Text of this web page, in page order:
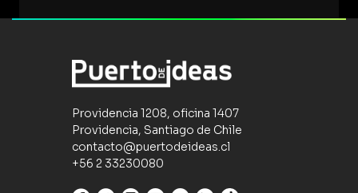
Providencia 1208, oficina 1407
Providencia, Santiago de Chile
contacto@puertodeideas.cl
+56 2 33230080